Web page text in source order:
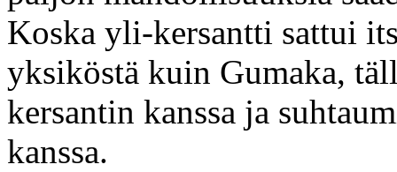
Koska yli-kersantti sattui
yksiköstä kuin Gumaka,
kersantin kanssa ja
kanssa.